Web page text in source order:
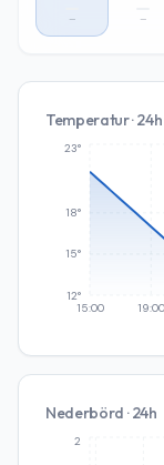
– –
Temperatur · 24h
15:00 19:00
12°
15°
18°
23°
Nederbörd · 24h
2